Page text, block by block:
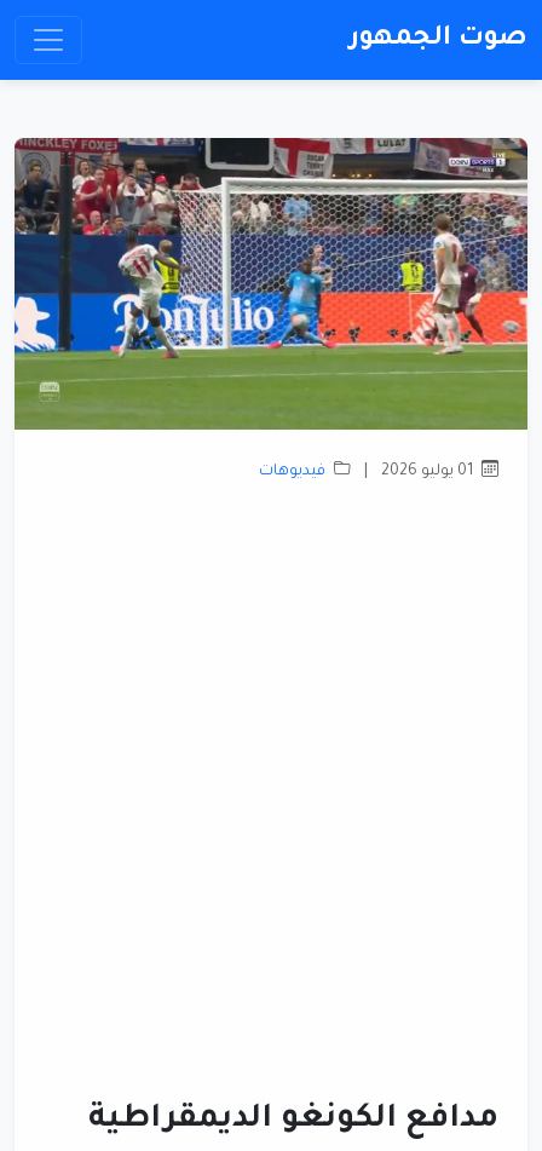
صوت الجمهور
فيديوهات
مدافع الكونغو الديمقراطية